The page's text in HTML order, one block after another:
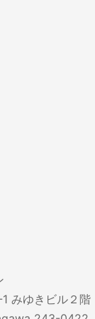
みゆきビル２階